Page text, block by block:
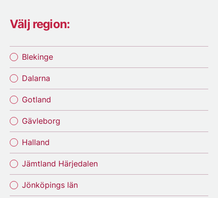
Välj region:
Blekinge
Dalarna
Gotland
Gävleborg
Halland
Jämtland Härjedalen
Jönköpings län